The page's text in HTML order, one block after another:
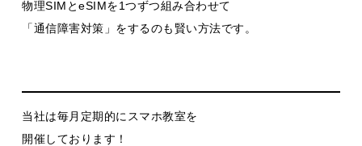
物理SIMとeSIMを1つずつ組み合わせて
「通信障害対策」をするのも賢い方法です。
当社は毎月定期的にスマホ教室を
開催しております！